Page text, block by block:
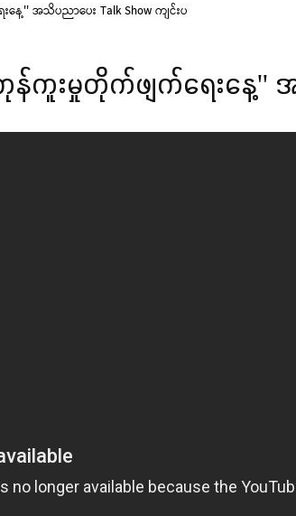
အသိပညာပေး Talk Show ကျင်းပ
းမှုတိုက်ဖျက်ရေးနေ့'' အ